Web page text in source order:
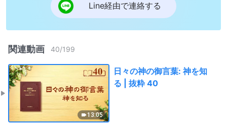
Line経由で連絡する
関連動画 40/199
13:05
日々の神の御言葉: 神を知
る | 抜粋 40